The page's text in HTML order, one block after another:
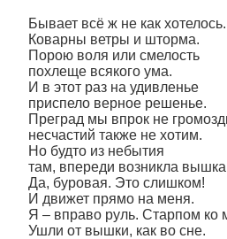
Бывает всё ж не как хотелось.
Коварны ветры и шторма.
Порою воля или смелость
похлеще всякого ума.
И в этот раз на удивленье
приспело верное решенье.
Преград мы впрок не
несчастий также не хотим.
Но будто из небытия
там, впереди возникла
Да, буровая. Это слишком!
И движет прямо на меня.
Я – вправо руль. Старпом ко
Ушли от вышки, как во сне.